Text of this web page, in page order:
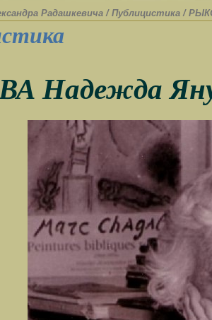
Радашкевича / Публицистика /
Надежда